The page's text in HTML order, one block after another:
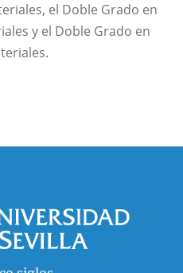
el Doble Grado en
y el Doble Grado en